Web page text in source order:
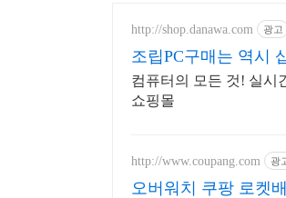
http://shop.danawa.com 광고
조립PC구매는 역시
컴퓨터의 모든 것! 실시
쇼핑몰
http://www.coupang.com 광
오버워치 쿠팡 로켓